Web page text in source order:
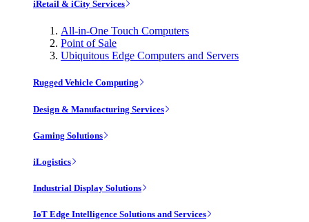
iRetail & iCity Services
All-in-One Touch Computers
Point of Sale
Ubiquitous Edge Computers and Servers
Rugged Vehicle Computing
Design & Manufacturing Services
Gaming Solutions
iLogistics
Industrial Display Solutions
IoT Edge Intelligence Solutions and Services